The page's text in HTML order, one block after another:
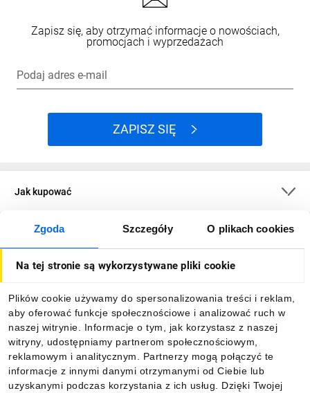
Zgoda Szczegóły O plikach cookies
Na tej stronie są wykorzystywane pliki cookie
Plików cookie używamy do spersonalizowania treści i reklam,
aby oferować funkcje społecznościowe i analizować ruch w
naszej witrynie. Informacje o tym, jak korzystasz z naszej
witryny, udostępniamy partnerom społecznościowym,
reklamowym i analitycznym. Partnerzy mogą połączyć te
informacje z innymi danymi otrzymanymi od Ciebie lub
uzyskanymi podczas korzystania z ich usług. Dzięki Twojej
Zapisz się, aby otrzymać informacje o nowościach,
promocjach i wyprzedażach
Podaj adres e-mail
ZAPISZ SIĘ
Jak kupować
O firmie
Informacje
Pobierz naszą aplikację mobilną: